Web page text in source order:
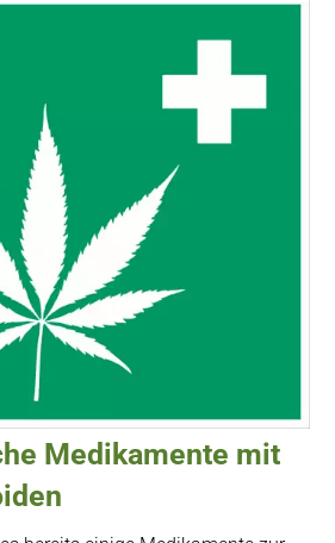
Medikamente mit